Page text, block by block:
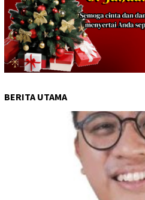
BERITA UTAMA